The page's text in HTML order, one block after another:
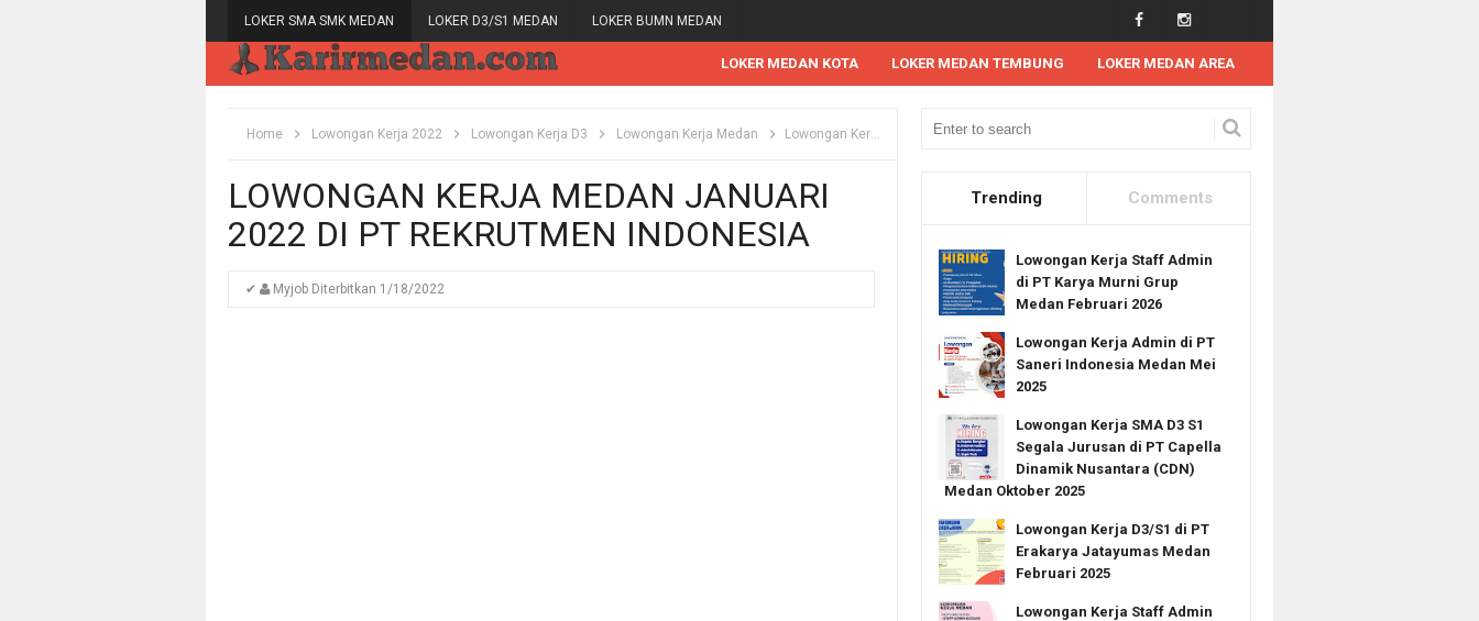
LOKER SMA SMK MEDAN LOKER D3/S1 MEDAN LOKER BUMN MEDAN
LOKER MEDAN KOTA LOKER MEDAN TEMBUNG LOKER MEDAN AREA
Home Lowongan Kerja 2022 Lowongan Kerja D3 Lowongan Kerja Medan Lowongan Kerja Medan Januari 2022 di PT Rekrutmen Indonesia
LOWONGAN KERJA MEDAN JANUARI
2022 DI PT REKRUTMEN INDONESIA
✔ Myjob Diterbitkan 1/18/2022
Trending Comments
Lowongan Kerja Staff Admin
di PT Karya Murni Grup
Medan Februari 2026
Lowongan Kerja Admin di PT
Saneri Indonesia Medan Mei
2025
Lowongan Kerja SMA D3 S1
Segala Jurusan di PT Capella
Dinamik Nusantara (CDN)
Medan Oktober 2025
Lowongan Kerja D3/S1 di PT
Erakarya Jatayumas Medan
Februari 2025
Lowongan Kerja Staff Admin